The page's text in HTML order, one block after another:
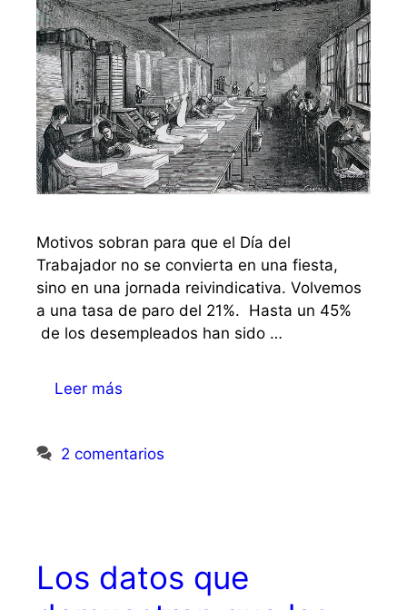
Motivos sobran para que el Día del
Trabajador no se convierta en una fiesta,
sino en una jornada reivindicativa. Volvemos
a una tasa de paro del 21%. Hasta un 45%
de los desempleados han sido …
Leer más
2 comentarios
Los datos que